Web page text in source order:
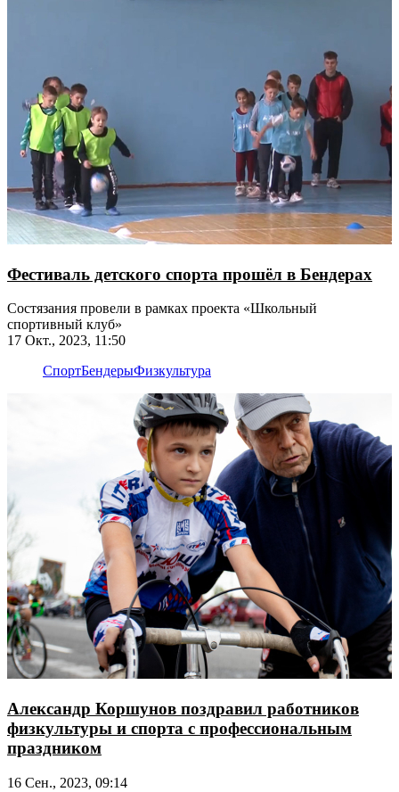
Фестиваль детского спорта прошёл в Бендерах
Состязания провели в рамках проекта «Школьный
спортивный клуб»
17 Окт., 2023, 11:50
СпортБендерыФизкультура
Александр Коршунов поздравил работников
физкультуры и спорта с профессиональным
праздником
16 Сен., 2023, 09:14